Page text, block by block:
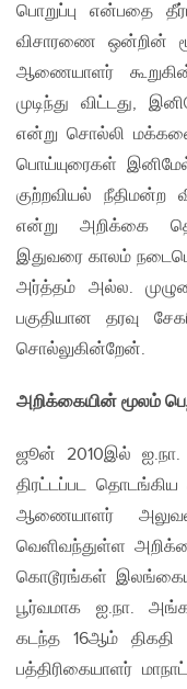
பொறுப்பு என்பதை
விசாரணை ஒன்றின்
ஆணையாளர்
முடிந்து விட்டது,
என்று சொல்லி
பொய்யுரைகள்
குற்றவியல்
என்று அறிக்கை
இதுவரை காலம்
அர்த்தம் அல்ல.
பகுதியான தரவு
சொல்லுகின்றேன்.
அறிக்கையின் மூலம்
ஜூன் 2010இல் ஐ.நா.
திரட்டப்பட
ஆணையாளர்
வெளிவந்துள்ள
கொடூரங்கள்
பூர்வமாக ஐ.நா.
கடந்த 16ஆம் திகதி
பத்திரிகையாளர்